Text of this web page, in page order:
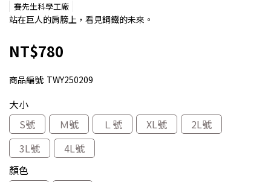
賽先生科學工廠
站在巨人的肩膀上，看見鋼鐵的未來。
NT$780
商品編號: TWY250209
大小
S號
Ｍ號 Ｌ號 XL號
2L號
3L號
4L號
顏色